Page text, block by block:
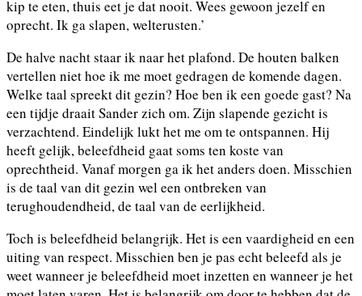
kip te eten, thuis eet je dat nooit. Wees gewoon jezelf en
oprecht. Ik ga slapen, welterusten.’
De halve nacht staar ik naar het plafond. De houten balken
vertellen niet hoe ik me moet gedragen de komende dagen.
Welke taal spreekt dit gezin? Hoe ben ik een goede gast? Na
een tijdje draait Sander zich om. Zijn slapende gezicht is
verzachtend. Eindelijk lukt het me om te ontspannen. Hij
heeft gelijk, beleefdheid gaat soms ten koste van
oprechtheid. Vanaf morgen ga ik het anders doen. Misschien
is de taal van dit gezin wel een ontbreken van
terughoudendheid, de taal van de eerlijkheid.
Toch is beleefdheid belangrijk. Het is een vaardigheid en een
uiting van respect. Misschien ben je pas echt beleefd als je
weet wanneer je beleefdheid moet inzetten en wanneer je het